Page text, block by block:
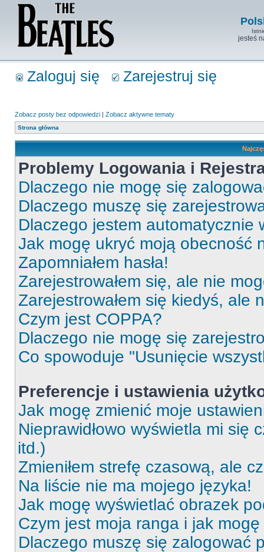
jesteś
Zaloguj się Zarejestruj się
Zobacz posty bez odpowiedzi | Zobacz aktywne tematy
Strona główna
Problemy Logowania i
Dlaczego nie mogę się
Dlaczego muszę się
Dlaczego jestem automatycznie
Jak mogę ukryć moją obecność
Zapomniałem hasła!
Zarejestrowałem się, ale nie
Zarejestrowałem się kiedyś, ale
Czym jest COPPA?
Dlaczego nie mogę się
Co spowoduje "Usunięcie
Preferencje i ustawienia
Jak mogę zmienić moje
Nieprawidłowo wyświetla mi się
itd.)
Zmieniłem strefę czasową, ale
Na liście nie ma mojego języka!
Jak mogę wyświetlać obrazek
Czym jest moja ranga i jak
Dlaczego muszę się zalogować